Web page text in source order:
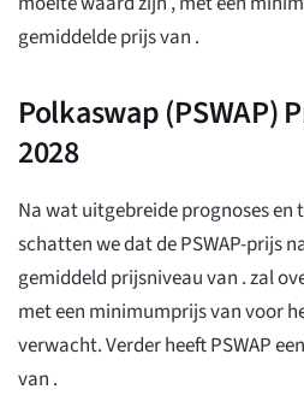
gemiddelde prijs van .
Polkaswap (PSWAP)
2028
Na wat uitgebreide prognoses en
schatten we dat de PSWAP-prijs
gemiddeld prijsniveau van . zal
met een minimumprijs vanvoor
verwacht. Verder heeft PSWAP
van .